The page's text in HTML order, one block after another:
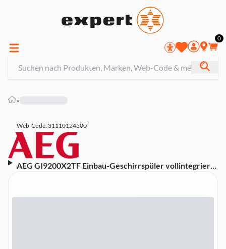
0
»
Web-Code: 31110124500
AEG GI9200X2TF Einbau-Geschirrspüler vollintegriert
WLAN)